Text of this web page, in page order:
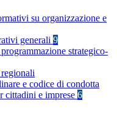
su organizzazione e
generali 9
strategico-
e codice di condotta
cittadini e imprese 6